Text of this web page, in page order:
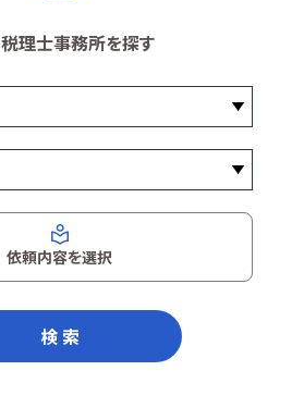
税理士事務所を探す
依頼内容を選択
検 索